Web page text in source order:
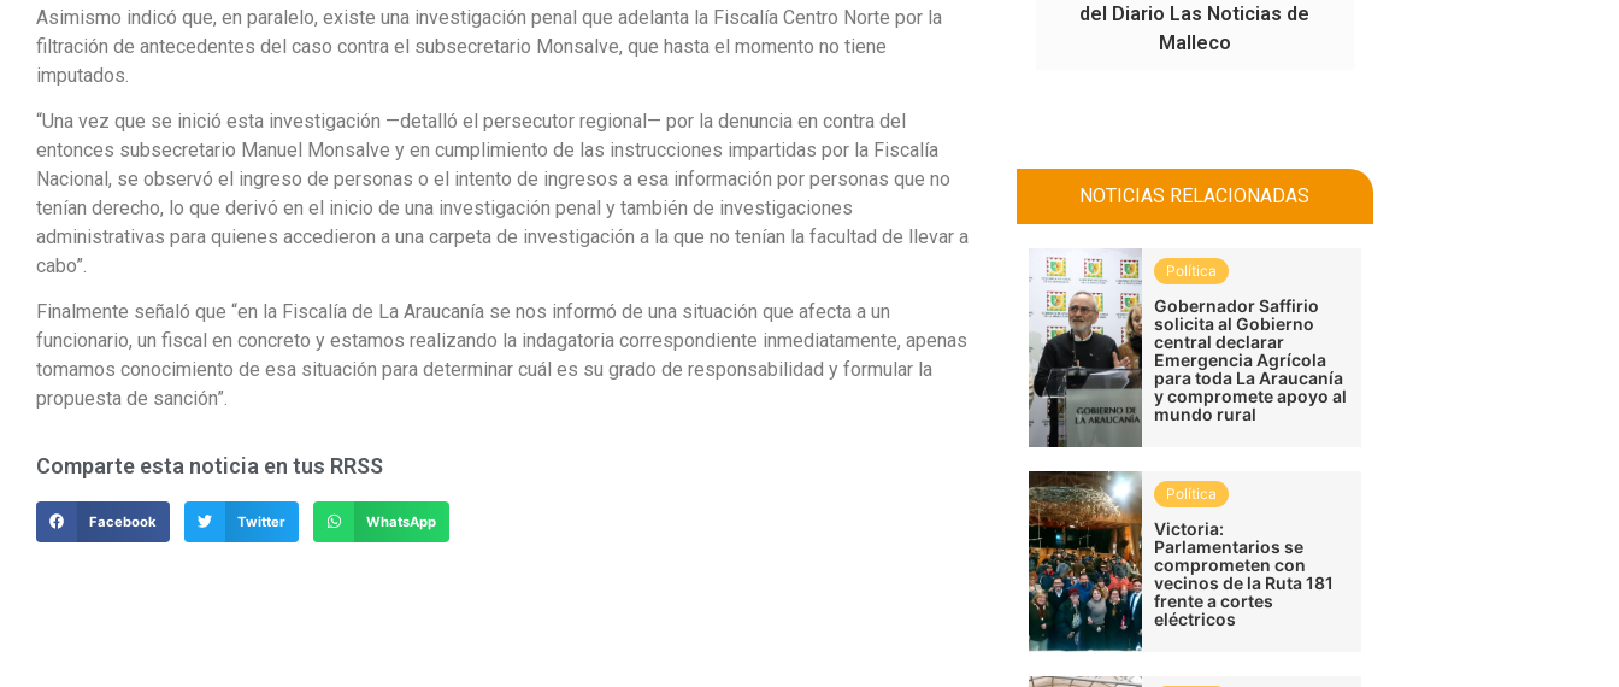
Asimismo indicó que, en paralelo, existe una investigación penal que adelanta la Fiscalía Centro Norte por la
filtración de antecedentes del caso contra el subsecretario Monsalve, que hasta el momento no tiene
imputados.
“Una vez que se inició esta investigación —detalló el persecutor regional— por la denuncia en contra del
entonces subsecretario Manuel Monsalve y en cumplimiento de las instrucciones impartidas por la Fiscalía
Nacional, se observó el ingreso de personas o el intento de ingresos a esa información por personas que no
tenían derecho, lo que derivó en el inicio de una investigación penal y también de investigaciones
administrativas para quienes accedieron a una carpeta de investigación a la que no tenían la facultad de llevar a
cabo”.
Finalmente señaló que “en la Fiscalía de La Araucanía se nos informó de una situación que afecta a un
funcionario, un fiscal en concreto y estamos realizando la indagatoria correspondiente inmediatamente, apenas
tomamos conocimiento de esa situación para determinar cuál es su grado de responsabilidad y formular la
propuesta de sanción”.
Comparte esta noticia en tus RRSS
Facebook Twitter WhatsApp
del Diario Las Noticias de
Malleco
NOTICIAS RELACIONADAS
Política
Gobernador Saffirio
solicita al Gobierno
central declarar
Emergencia Agrícola
para toda La Araucanía
y compromete apoyo al
mundo rural
Política
Victoria:
Parlamentarios se
comprometen con
vecinos de la Ruta 181
frente a cortes
eléctricos